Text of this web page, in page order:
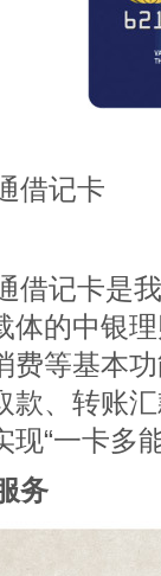
借记卡
借记卡是
体的中银
费等基本
款、转账
现“一卡多
务